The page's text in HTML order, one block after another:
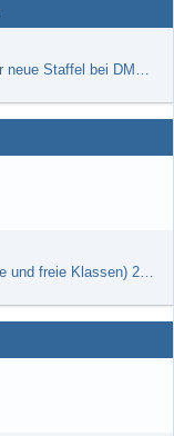
Die Modellbauer - Das Duell | Bewerbung für neue Staffel bei DMAX *Werbung*
Race Night in Lauba (LRP Offroad Challenge und freie Klassen) 25/26.08